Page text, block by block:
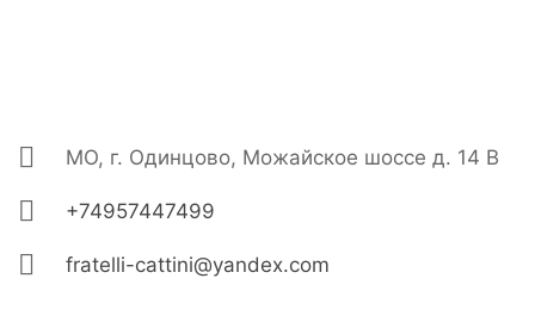
МО, г. Одинцово, Можайское шоссе д. 14 В
+74957447499
fratelli-cattini@yandex.com